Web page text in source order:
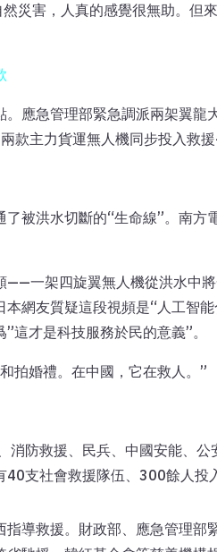
災害，人真的感覺很無助。但
應急管理部緊急調派兩架翼
款主力貨運無人機同步投入
被洪水切斷的“生命線”。南
一架四旋翼無人機從洪水中
網友質疑這段視頻是“人工智
這才是科技服務於民的意義”。
拍婚禮。在中國，它在救人。”
消防救援、民兵、中國安能、
支社會救援隊伍、300餘人投
導救援。財政部、應急管理